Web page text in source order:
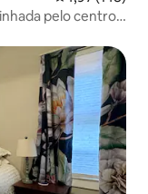
pelo centro